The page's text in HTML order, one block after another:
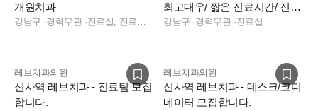
개원치과
강남구 ·경력무관· 진료실, 진료팀장
최고대우/ 짧은 진료시간/ 진료
실 2명 충원합니다
강남구 ·경력무관·진료실
레브치과의원
신사역 레브치과 - 진료팀 모집
합니다.
레브치과의원
신사역 레브치과 - 데스크/코디
네이터 모집합니다.